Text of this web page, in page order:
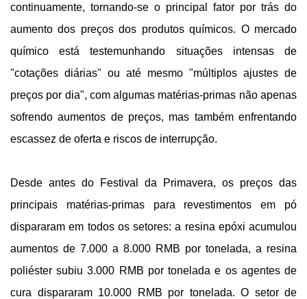
continuamente, tornando-se o principal fator por trás do
aumento dos preços dos produtos químicos. O mercado
químico está testemunhando situações intensas de
"cotações diárias" ou até mesmo "múltiplos ajustes de
preços por dia", com algumas matérias-primas não apenas
sofrendo aumentos de preços, mas também enfrentando
escassez de oferta e riscos de interrupção.
Desde antes do Festival da Primavera, os preços das
principais matérias-primas para revestimentos em pó
dispararam em todos os setores: a resina epóxi acumulou
aumentos de 7.000 a 8.000 RMB por tonelada, a resina
poliéster subiu 3.000 RMB por tonelada e os agentes de
cura dispararam 10.000 RMB por tonelada. O setor de